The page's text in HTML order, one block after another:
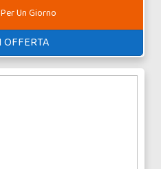
Per Un Giorno
OFFERTA